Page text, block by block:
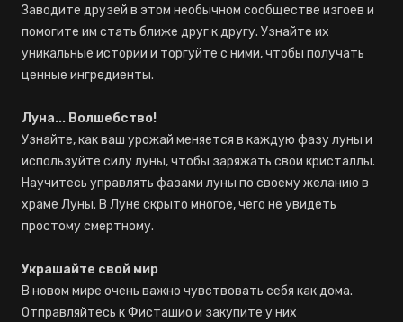
Заводите друзей в этом необычном сообществе изгоев и
помогите им стать ближе друг к другу. Узнайте их
уникальные истории и торгуйте с ними, чтобы получать
ценные ингредиенты.
Луна... Волшебство!
Узнайте, как ваш урожай меняется в каждую фазу луны и
используйте силу луны, чтобы заряжать свои кристаллы.
Научитесь управлять фазами луны по своему желанию в
храме Луны. В Луне скрыто многое, чего не увидеть
простому смертному.
Украшайте свой мир
В новом мире очень важно чувствовать себя как дома.
Отправляйтесь к Фисташио и закупите у них